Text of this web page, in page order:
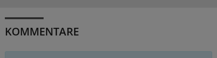
KOMMENTARE